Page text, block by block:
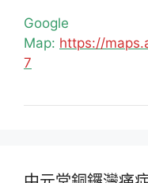
Google
Map: https://
7